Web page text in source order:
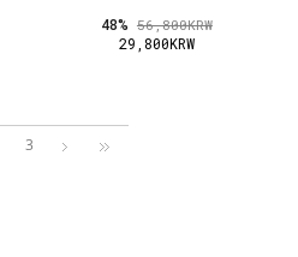
48% 56,800KRW
29,800KRW
3